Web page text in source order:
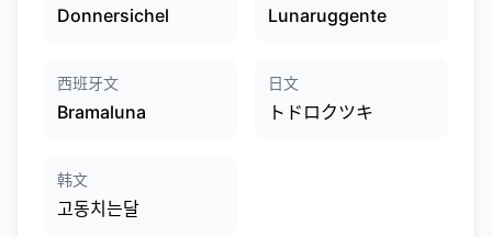
Donnersichel Lunaruggente
西班牙文
Bramaluna
日文
トドロクツキ
韩文
고동치는달